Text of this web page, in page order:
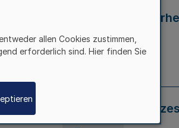
Diskriminierung in
– LADG NRW)
21.07.2026 Seite 595
Online-Casinospiel
allen Cookies zustimmen,
erforderlich sind. Hier finden Sie